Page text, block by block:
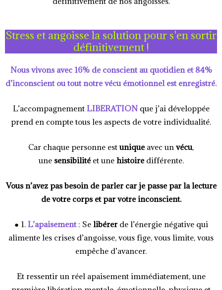
Stress et angoisse la solution pour s'en sortir
définitivement !
Nous vivons avec 16% de conscient au quotidien et 84%
d’inconscient ou tout notre vécu émotionnel est enregistré.
L’accompagnement LIBERATIONque j’ai développée
prend en compte tous les aspects de votre individualité.
Car chaque personne estunique avec un vécu,
une sensibilitéet une histoiredifférente.
Vous n’avez pas besoin de parler car je passe par la lecture
de votre corps et par votre inconscient.
● 1. L’apaisement: Se libérerde l’énergie négative qui
alimente les crises d’angoisse, vous fige, vous limite, vous
empêche d’avancer.
Et ressentir un réel apaisement immédiatement, une